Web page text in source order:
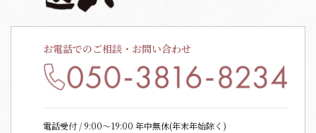
お電話でのご相談・お問い合わせ
電話受付 / 9:00〜19:00 年中無休(年末年始除く)